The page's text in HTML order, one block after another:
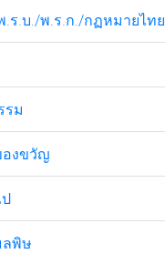
ร.บ./พ.ร.ก./กฏหมายไทย
รม
งขวัญ
ลพิษ